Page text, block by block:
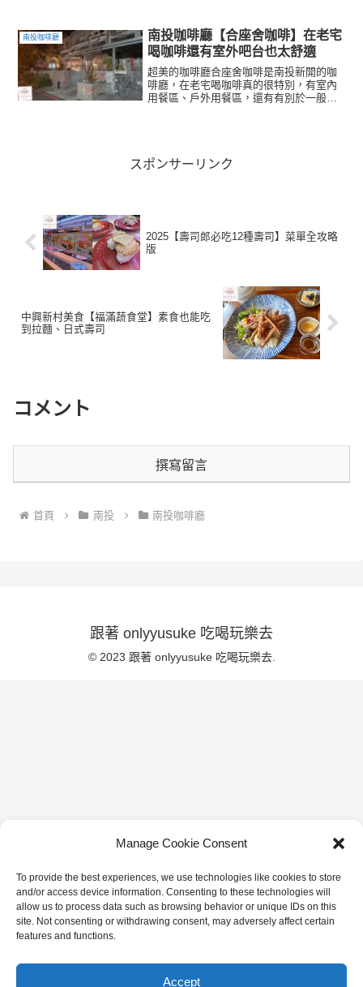
Manage Cookie Consent
To provide the best experiences, we use technologies like cookies to store
and/or access device information. Consenting to these technologies will
allow us to process data such as browsing behavior or unique IDs on this
site. Not consenting or withdrawing consent, may adversely affect certain
features and functions.
Accept
哪？聽老闆說他喜歡坐在較隱密性的咖啡
廳角落位置，二樓的陽台外真的是絕佳好
位置，不過聽說老闆還幫他永遠保留了
「限定位置」。
南投咖啡廳
南投咖啡廳【合座舍咖啡】在老宅
喝咖啡還有室外吧台也太舒適
超美的咖啡廳合座舍咖啡是南投新開的咖
啡廳，在老宅喝咖啡真的很特別，有室內
用餐區、戶外用餐區，還有有別於一般市
スポンサーリンク
2025【壽司郎必吃12種壽司】菜單全攻略
版
中興新村美食【福滿蔬食堂】素食也能吃
到拉麵、日式壽司
コメント
撰寫留言
首頁 南投 南投咖啡廳
跟著 onlyyusuke 吃喝玩樂去
© 2023 跟著 onlyyusuke 吃喝玩樂去.